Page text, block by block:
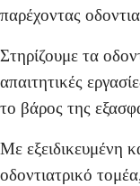
παρέχοντας
Στηρίζουμε τα
απαιτητικές
το βάρος της
Με εξειδικευμένη
οδοντιατρικό